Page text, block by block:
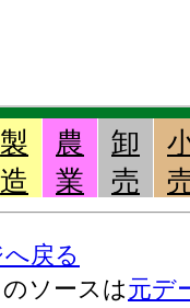
製
造
農
業
卸
売
戻る
ソースは元デ